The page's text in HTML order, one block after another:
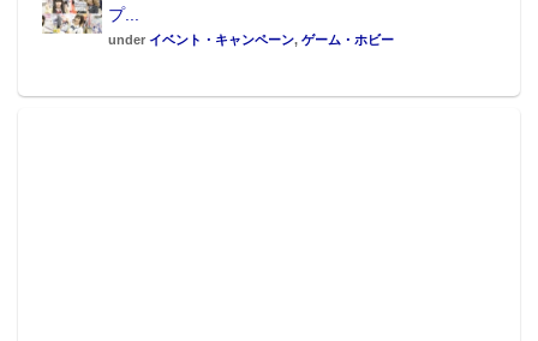
プ...
under イベント・キャンペーン, ゲーム・ホビー